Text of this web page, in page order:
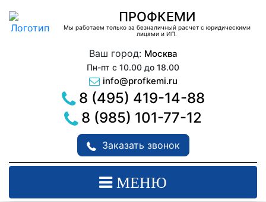
ПРОФКЕМИ
Мы работаем только за безналичный расчет с юридическими
лицами и ИП.
Ваш город: Москва
Пн-пт с 10.00 до 18.00
info@profkemi.ru
8 (495) 419-14-88
8 (985) 101-77-12
Заказать звонок
МЕНЮ